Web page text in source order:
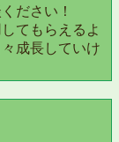
ださい！
てもらえるよ
成長していけ